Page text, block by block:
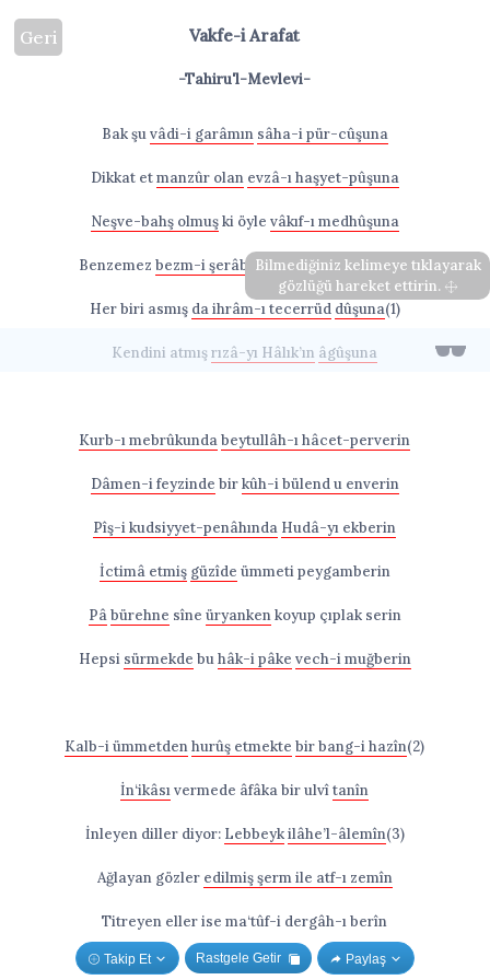
Geri Vakfe-i Arafat
-Tahiru'l-Mevlevi-
Bak şuvâdi-i garâmın sâha-i pür-cûşuna
Dikkat etmanzûr olan evzâ-ı haşyet-pûşuna
Neşve-bahş olmuşki öyle vâkıf-ı medhûşuna
Benzemezbezm-i şerâbınzevk-i nûş-â-nûşuna
Her biri asmış da ihrâm-ı tecerrüd dûşuna(1)
Kendini atmışrızâ-yı Hâlık’ın âgûşuna
Kurb-ı mebrûkunda beytullâh-ı hâcet-perverin
Dâmen-i feyzinde birkûh-i bülend u enverin
Pîş-i kudsiyyet-penâhında Hudâ-yı ekberin
İctimâ etmiş güzîde ümmeti peygamberin
Pâbürehne sîne üryankenkoyup çıplak serin
Hepsi sürmekde buhâk-i pâke vech-i muğberin
Kalb-i ümmetden hurûş etmekte bir bang-i hazîn(2)
İn‘ikâsıvermede âfâka bir ulvîtanîn
İnleyen diller diyor: Lebbeykilâhe’l-âlemîn(3)
Ağlayan gözler edilmiş şerm ile atf-ı zemîn
Titreyen eller isema‘tûf-i dergâh-ı berîn
Vakt-i tebşîr-i icâbet, durma ey Rûhu’l-Emîn(4)
Takip Et Rastgele Getir Paylaş
Bilmediğiniz kelimeye tıklayarak
gözlüğü hareket ettirin.